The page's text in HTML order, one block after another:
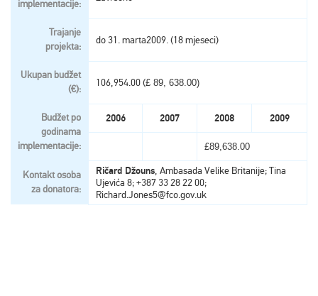
implementacije:
Trajanje
projekta:
do 31. marta2009. (18 mjeseci)
Ukupan budžet
(€):
106,954.00 (£ 89, 638.00)
Budžet po
godinama
implementacije:
2006 2007 2008 2009
£89,638.00
Kontakt osoba
za donatora:
Ričard Džouns, Ambasada Velike Britanije; Tina
Ujevića 8; +387 33 28 22 00;
Richard.Jones5@fco.gov.uk